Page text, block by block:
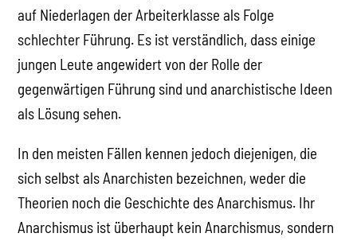
auf Niederlagen der Arbeiterklasse als Folge
schlechter Führung. Es ist verständlich, dass einige
jungen Leute angewidert von der Rolle der
gegenwärtigen Führung sind und anarchistische Ideen
als Lösung sehen.
In den meisten Fällen kennen jedoch diejenigen, die
sich selbst als Anarchisten bezeichnen, weder die
Theorien noch die Geschichte des Anarchismus. Ihr
Anarchismus ist überhaupt kein Anarchismus, sondern